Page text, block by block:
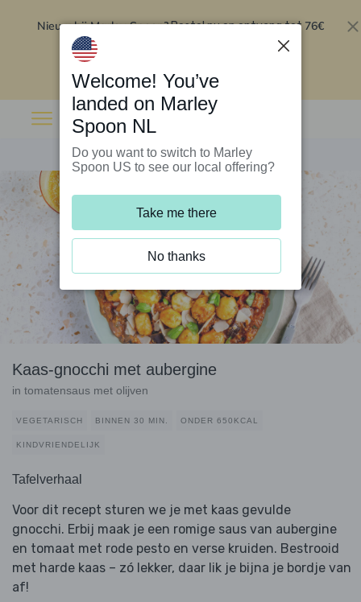
Nieuw bij Marley Spoon?Bestel nu en ontvang tot 76€
Kaas-gnocchi met aubergine
in tomatensaus met olijven
VEGETARISCH BINNEN 30 MIN. ONDER 650KCAL
KINDVRIENDELIJK
Tafelverhaal
Voor dit recept sturen we je met kaas gevulde
gnocchi. Erbij maak je een romige saus van aubergine
en tomaat met rode pesto en verse kruiden. Bestrooid
met harde kaas – zó lekker, daar lik je bijna je bordje van
af!
Welcome! You’ve
landed on Marley
Spoon NL
Do you want to switch to Marley
Spoon US to see our local offering?
Take me there
No thanks